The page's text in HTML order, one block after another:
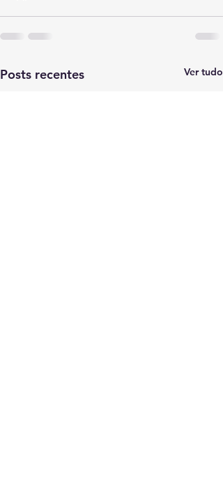
Posts recentes Ver tudo